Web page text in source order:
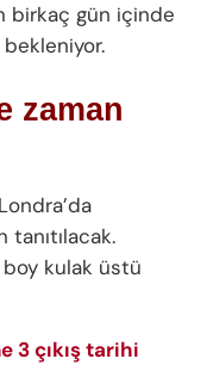
birkaç gün içinde
zaman
kulak üstü
3 çıkış tarihi